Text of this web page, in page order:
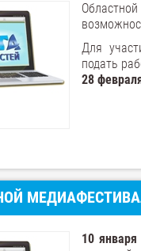
Для
подать
28
10 января